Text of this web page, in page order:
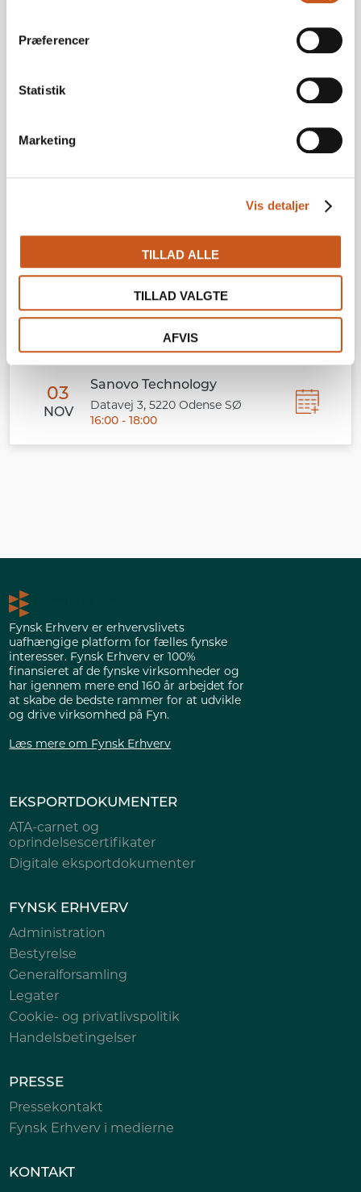
Præferencer
Statistik
Marketing
Vis detaljer
TILLAD ALLE
TILLAD VALGTE
AFVIS
Arrangementet er gratis, men tilmelding er
Tilmeld dig her
03
NOV
Sanovo Technology
Datavej 3,5220 Odense SØ
16:00 - 18:00
Fynsk Erhverv er erhvervslivets
uafhængige platform for fælles fynske
interesser. Fynsk Erhverv er 100%
finansieret af de fynske virksomheder og
har igennem mere end 160 år arbejdet for
at skabe de bedste rammer for at udvikle
og drive virksomhed på Fyn.
Læs mere om Fynsk Erhverv
EKSPORTDOKUMENTER
ATA-carnet og
oprindelsescertifikater
Digitale eksportdokumenter
FYNSK ERHVERV
Administration
Bestyrelse
Generalforsamling
Legater
Cookie- og privatlivspolitik
Handelsbetingelser
PRESSE
Pressekontakt
Fynsk Erhverv i medierne
KONTAKT